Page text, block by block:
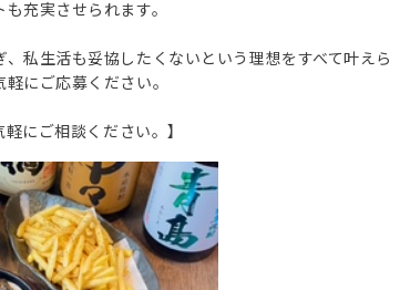
充実させられます。
私生活も妥協したくないという理想をすべて叶えら
にご応募ください。
にご相談ください。】